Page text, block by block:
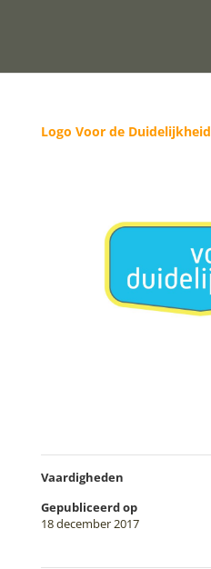
Logo Voor de Duidelijkheid
Vaardigheden
Gepubliceerd op
18 december 2017